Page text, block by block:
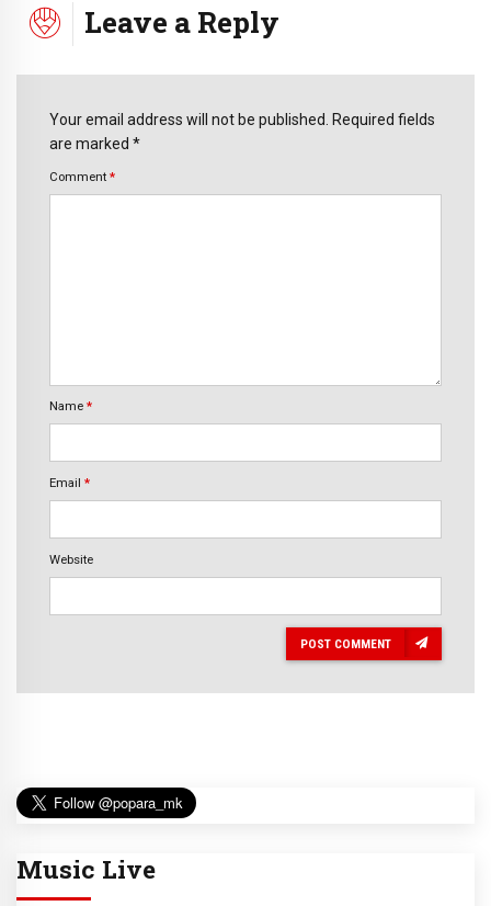
Leave a Reply
Your email address will not be published. Required fields
are marked *
Comment *
Name *
Email *
Website
POST COMMENT
Music Live